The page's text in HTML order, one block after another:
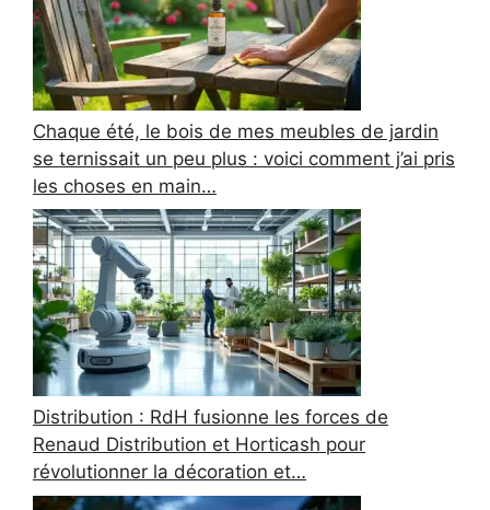
Chaque été, le bois de mes meubles de jardin
se ternissait un peu plus : voici comment j’ai pris
les choses en main…
Distribution : RdH fusionne les forces de
Renaud Distribution et Horticash pour
révolutionner la décoration et…